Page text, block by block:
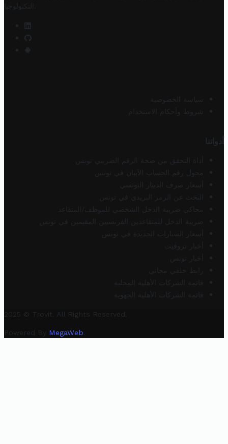
التكنولوجيا
سياسة الخصوصية
شروط وأحكام الاستخدام
أدواتنا
أداة التحقق من صحة الرقم الضريبي تونس
محول رقم الحساب الآيبان في تونس
أسعار صرف الدينار التونسي
البحث عن الرمز البريدي في تونس
محاكي ضريبة الدخل الشخصي للموظف/المتقاعد
ضريبة الدخل للمتقاعدين الفرنسيين المقيمين في تونس
أسعار السيارات الجديدة في تونس
أخبار تروفيت
أخبار تونس
رابط خلفي مجاني
قائمة الشركات الأهلية المحلية
قائمة الشركات الأهلية الجهوية
2025 © Trovit. All Rights Reserved.
Powered By MegaWeb